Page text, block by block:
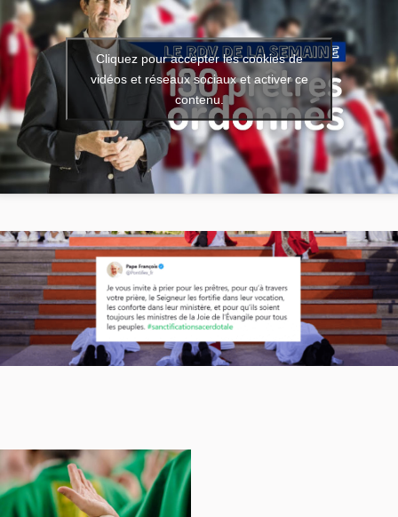
Cliquez pour accepter les cookies de
vidéos et réseaux sociaux et activer ce
contenu.